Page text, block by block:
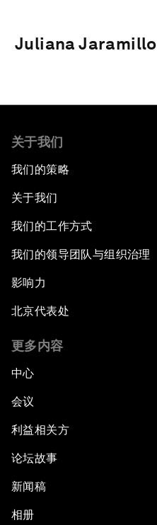
Juliana Jaramillo
关于我们
我们的策略
关于我们
我们的工作方式
我们的领导团队与组织治理
影响力
北京代表处
更多内容
中心
会议
利益相关方
论坛故事
新闻稿
相册